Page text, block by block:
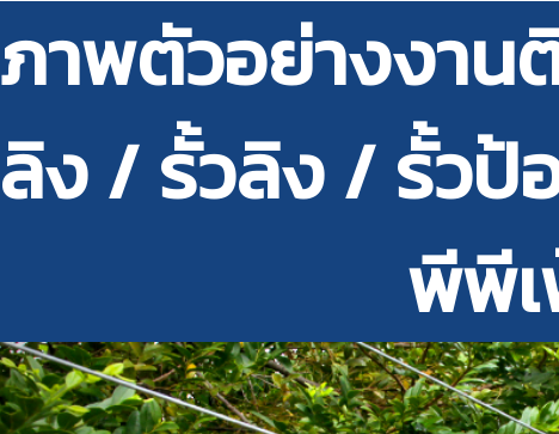
ภาพตัวอย่างงา
ลิง / รั้วลิง / รั้วป้
พีพี
Previous